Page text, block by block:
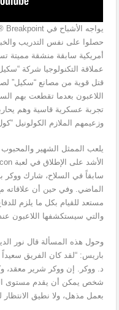
حصلوا على نفس التدريب
أمريكية سابقة منشقة مميتة
عملاقة التكنولوجيا شركة
قتل قوية من مصانع “سكيل”
اللاعبون بعدما تقطعت بهم
تجربة عسكرية قاسية وهم
وزعيمهم الملازم الكولونيل
يلعب الممثل الشهير والمحبوب
سابقاً في السلاح، شارك ووكر
الماضي. وفي حين أن علاقاته
مستعد للقيام بكل ما يلزم
والتي سيستكشفها اللاعبون
باريس: “لقد كان الفريق
د. ووكر. إن ووكر شرير معقد،
شخص يمكن أن يقدم مستوى
بعمل مذهل، ولا نطيق الانتظار